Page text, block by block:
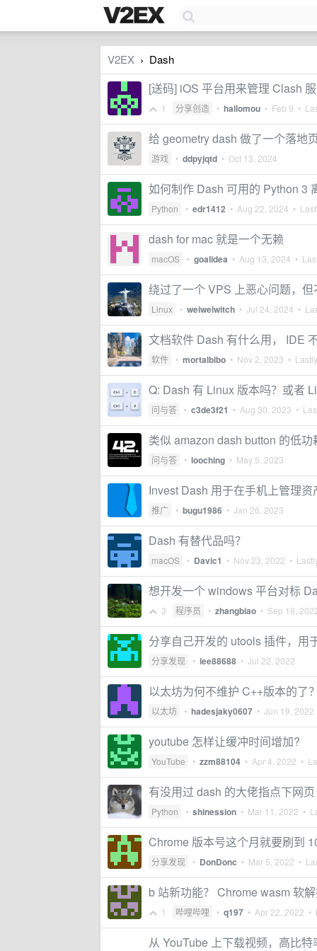
V2EX › Dash
[送码] iOS 平台用来管理 Clash
1 分享创造 • hallomou • Feb 9 •
给 geometry dash 做了一个落地
游戏 • ddpyjqtd • Oct 13, 2024
如何制作 Dash 可用的 Python 3
Python • edr1412 • Aug 22, 2024 •
dash for mac 就是一个无赖
macOS • goalidea • Aug 13, 2024 •
绕过了一个 VPS 上恶心问题，
Linux • weiweiwitch • Jul 24, 2024 •
文档软件 Dash 有什么用， IDE
软件 • mortalbibo • Nov 2, 2023 •
Q: Dash 有 Linux 版本吗？或者
问与答 • c3de3f21 • Aug 30, 2023 •
类似 amazon dash button 的低
问与答 • looching • May 5, 2023
Invest Dash 用于在手机上管理资
推广 • bugu1986 • Jan 26, 2023
Dash 有替代品吗？
macOS • Davic1 • Nov 23, 2022 •
想开发一个 windows 平台对标
3 程序员 • zhangbiao • Sep 19,
分享自己开发的 utools 插件，用
分享发现 • lee88688 • Jul 22, 2022
以太坊为何不维护 C++版本的了
以太坊 • hadesjaky0607 • Jun 19, 2022
youtube 怎样让缓冲时间增加?
YouTube • zzm88104 • Apr 4, 2022 •
有没用过 dash 的大佬指点下网
Python • shinession • Mar 11, 2022 •
Chrome 版本号这个月就要刷到
分享发现 • DonDonc • Mar 5, 2022 •
b 站新功能？ Chrome wasm 软
1 哔哩哔哩 • q197 • Apr 22, 2022 •
从 YouTube 上下载视频，高比